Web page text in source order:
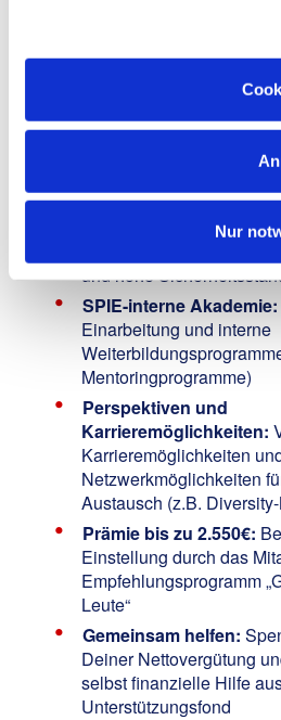
Nur
spannenden Projekten
Mitarbeiter-
–
Moderne Ausrüstung
sowie Bereitstellung der
und hohe
SPIE-interne Akademie:
Einarbeitung und interne
Mentoringprogramme)
Perspektiven und
Karrieremöglichkeiten:
Karrieremöglichkeiten
Netzwerkmöglichkeiten
Austausch (z.B.
Prämie bis zu 2.550€:
Einstellung durch das
Empfehlungsprogramm
Leute“
Gemeinsam helfen:
Deiner Nettovergütung
selbst finanzielle Hilfe
Unterstützungsfond